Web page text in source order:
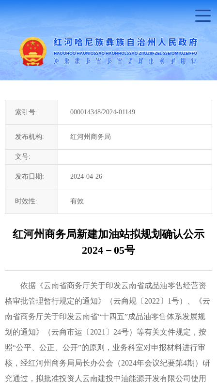
索引号: 000014348/2024-01149
发布机构: 红河州商务局
文号:
发布日期: 2024-04-26
时效性: 有效
红河州商务局新建加油站拟规划确认公示
2024－05号
依据《云南省商务厅关于印发云南省成品油零售经营资
格审批管理暂行规定的通知》（云商规〔2022〕1号）、《云
南省商务厅关于印发云南省“十四五”成品油零售体系发展规
划的通知》（云商市运〔2021〕24号）等有关文件规定，按
照“公平、公正、公开”的原则，业务科室对申报材料进行审
核，经红河州商务局局长办公会（2024年会议纪要第4期）研
究通过，拟批准投资人云南建投中油能源开发有限公司使用